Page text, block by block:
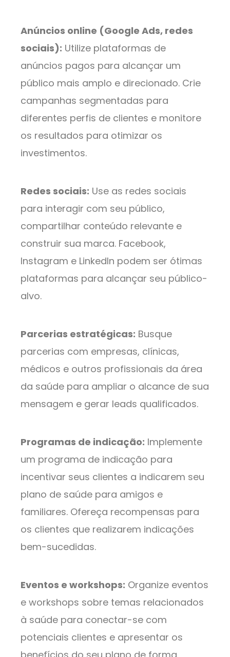
Anúncios online (Google Ads, redes
sociais): Utilize plataformas de
anúncios pagos para alcançar um
público mais amplo e direcionado. Crie
campanhas segmentadas para
diferentes perfis de clientes e monitore
os resultados para otimizar os
investimentos.
Redes sociais: Use as redes sociais
para interagir com seu público,
compartilhar conteúdo relevante e
construir sua marca. Facebook,
Instagram e LinkedIn podem ser ótimas
plataformas para alcançar seu público-
alvo.
Parcerias estratégicas: Busque
parcerias com empresas, clínicas,
médicos e outros profissionais da área
da saúde para ampliar o alcance de sua
mensagem e gerar leads qualificados.
Programas de indicação: Implemente
um programa de indicação para
incentivar seus clientes a indicarem seu
plano de saúde para amigos e
familiares. Ofereça recompensas para
os clientes que realizarem indicações
bem-sucedidas.
Eventos e workshops: Organize eventos
e workshops sobre temas relacionados
à saúde para conectar-se com
potenciais clientes e apresentar os